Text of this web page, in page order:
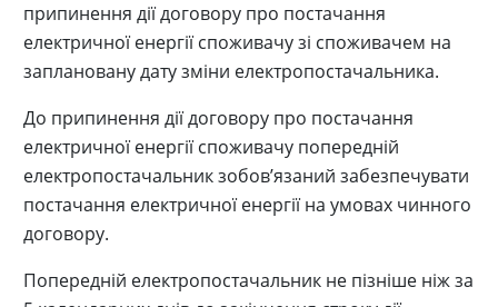
припинення дії договору про постачання
електричної енергії споживачу зі споживачем на
заплановану дату зміни електропостачальника.
До припинення дії договору про постачання
електричної енергії споживачу попередній
електропостачальник зобов’язаний забезпечувати
постачання електричної енергії на умовах чинного
договору.
Попередній електропостачальник не пізніше ніж за